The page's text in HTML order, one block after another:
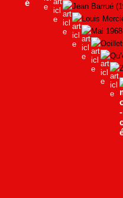
Jean Barrué
Louis
Mai 1968